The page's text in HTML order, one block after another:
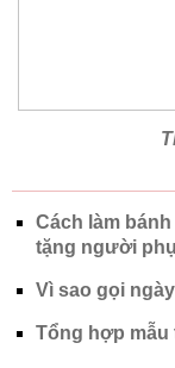
Cách làm
tặng người
Vì sao gọi
Tổng hợp mẫu